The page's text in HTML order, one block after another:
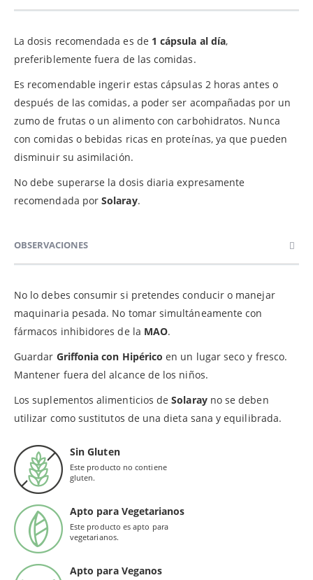
La dosis recomendada es de 1 cápsula al día,
preferiblemente fuera de las comidas.
Es recomendable ingerir estas cápsulas 2 horas antes o
después de las comidas, a poder ser acompañadas por un
zumo de frutas o un alimento con carbohidratos. Nunca
con comidas o bebidas ricas en proteínas, ya que pueden
disminuir su asimilación.
No debe superarse la dosis diaria expresamente
recomendada porSolaray.
OBSERVACIONES
No lo debes consumir si pretendes conducir o manejar
maquinaria pesada. No tomar simultáneamente con
fármacos inhibidores de la MAO.
Guardar Griffonia con Hipérico en un lugar seco y fresco.
Mantener fuera del alcance de los niños.
Los suplementos alimenticios deSolarayno se deben
utilizar como sustitutos de una dieta sana y equilibrada.
Sin Gluten
Este producto no contiene
gluten.
Apto para Vegetarianos
Este producto es apto para
vegetarianos.
Apto para Veganos